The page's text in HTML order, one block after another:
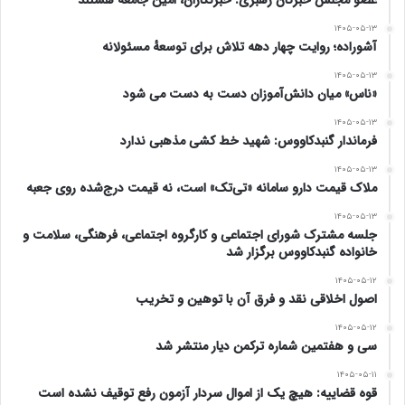
نور امید در قلب پُر سوزِمان فقط اندکی سو سو میزند ،
اما نمی خواهیم بگذاریم تا این کورسوی امید نیز
خاموش شود لذا تلاش می کنیم برای اعتلای ایران و
نظامی که خونِ پاکِ شهدای این سترگ آب و خاک
، برای بقای آن به زمین ریخته شده است ، پای کارِ دردِ
میهن و مردم بمانیم .
❇️ از شما دعوت می کنیم، استوار و امیدوار، به میدان
بیایید تا در کنار هم با حمایت از فردی انقلابی و اصلاح
گر (دکتر مسعود پزشکیان) ، مردی از جنس تحول که
۱۴۰۵-۰۵-۱۳
آشوراده؛ روایت چهار دهه تلاش برای توسعهٔ مسئولانه
۱۴۰۵-۰۵-۱۳
«ناس» میان دانش‌آموزان دست به دست می شود
۱۴۰۵-۰۵-۱۳
فرماندار گنبدکاووس: شهید خط کشی مذهبی ندارد
۱۴۰۵-۰۵-۱۳
ملاک قیمت دارو سامانه «تی‌تک» است، نه قیمت درج‌شده روی جعبه
۱۴۰۵-۰۵-۱۳
جلسه مشترک شورای اجتماعی و کارگروه اجتماعی، فرهنگی، سلامت و
خانواده گنبدکاووس برگزار شد
۱۴۰۵-۰۵-۱۲
اصول اخلاقی نقد و فرق آن با توهین و تخریب
۱۴۰۵-۰۵-۱۲
سی و هفتمین شماره ترکمن دیار منتشر شد
۱۴۰۵-۰۵-۱۱
قوه قضاییه: هیچ یک از اموال سردار آزمون رفع توقیف نشده است